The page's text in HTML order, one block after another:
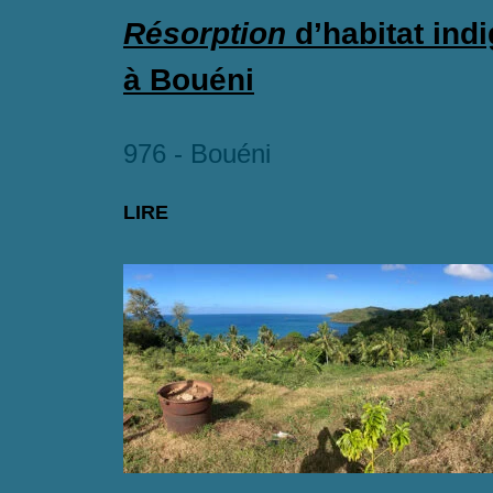
Résorption d’habitat
à Bouéni
976 - Bouéni
LIRE